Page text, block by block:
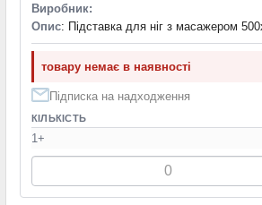
Виробник:
Опис: Підставка для ніг з масажером
товару немає в наявності
Підписка на надходження
КІЛЬКІСТЬ
1+